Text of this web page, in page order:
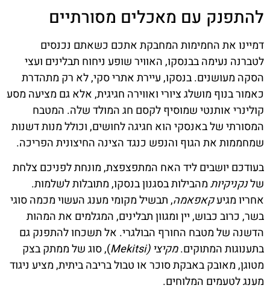
להתפנק עם מאכלים מסורתיים
דמיינו את החמימות המחבקת אתכם כשאתם נכנסים
לטברנה נעימה בבנסקו, האוויר שופע ניחוח תבלינים ועצי
הסקה מעושנים. בנסקו, עיירת אתרי סקי, לא רק מתהדרת
כאמור בנוף מושלג ציורי ואווירה חגיגית, אלא גם מציעה מסע
קולינרי אותנטי שמוסיף לקסם חג המולד שלה. המטבח
המסורתי של באנסקי הוא חגיגה לחושים, וכולל מנות דשנות
שמחממות את הגוף והנפש כנגד הצינה החיצונית הפריכה.
בעודכם יושבים ליד האח המתפצפצת, מונחת לפניכם צלחת
שלנקניקיותמהבילות בסגנון בנסקו, מתובלות לשלמות.
אחריו מגיעקאפאמה, תבשיל מקומי מענג העשוי מכמה סוגי
בשר, כרוב כבוש, יין ומגוון תבלינים, המגלמים את המהות
הדשנה של מטבח החורף הבולגרי. אל תשכחו להתפנק גם
בתענוגות המתוקים.מקיצי (Mekitsi
), סוג של ממתק בצק
מטוגן, מאובק באבקת סוכר או טבול בריבה ביתית, מציע ניגוד
מענג לטעמים המלוחים.